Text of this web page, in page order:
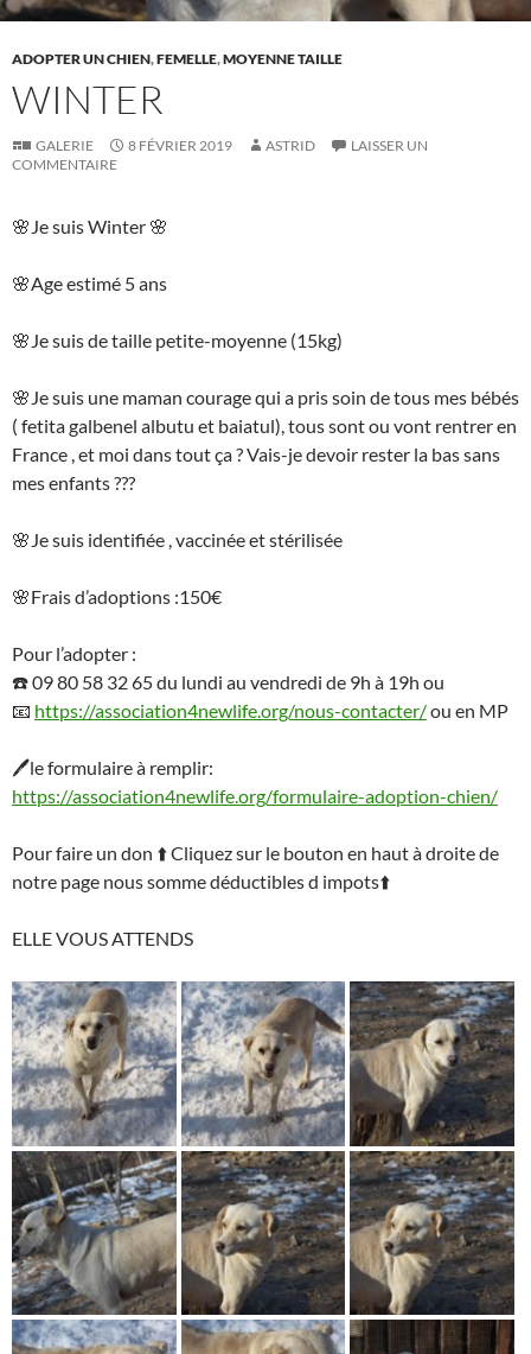
ADOPTER UN CHIEN,FEMELLE,MOYENNE TAILLE
WINTER
GALERIE 8 FÉVRIER 2019 ASTRID
LAISSER UN
COMMENTAIRE
🌸 Je suis Winter 🌸
🌸Age estimé 5 ans
🌸 Je suis de taille petite-moyenne (15kg)
🌸 Je suis une maman courage qui a pris soin de tous mes bébés
( fetita galbenel albutu et baiatul), tous sont ou vont rentrer en
France , et moi dans tout ça ? Vais-je devoir rester la bas sans
mes enfants ???
🌸 Je suis identifiée , vaccinée et stérilisée
🌸Frais d’adoptions :150€
Pour l’adopter :
☎️09 80 58 32 65 du lundi au vendredi de 9h à 19h ou
📧 https://association4newlife.org/nous-contacter/ou en MP
🖊le formulaire à remplir:
https://association4newlife.org/formulaire-adoption-chien/
Pour faire un don ⬆️Cliquez sur le bouton en haut à droite de
notre page nous somme déductibles d impots⬆️
ELLE VOUS ATTENDS